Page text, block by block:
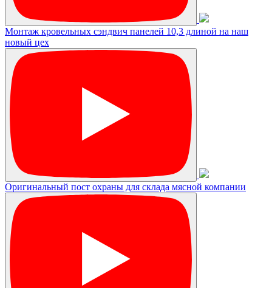
Монтаж кровельных сэндвич панелей 10,3 длиной на наш
новый цех
Оригинальный пост охраны для склада мясной компании